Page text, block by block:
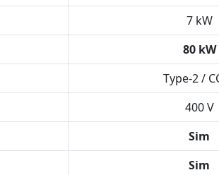
7 kW
80 kW
Type-2 /
400 V
Sim
Sim